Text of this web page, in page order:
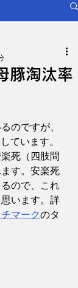
豚淘汰率
のですが、
ています。
死（四肢問
す。安楽死
ので、これ
います。詳
マークのタ